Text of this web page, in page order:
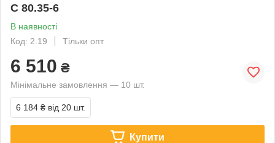
С 80.35-6
В наявності
Код: 2.19
Тільки опт
6 510 ₴
Мінімальне замовлення — 10 шт.
6 184 ₴ від 20 шт.
Купити